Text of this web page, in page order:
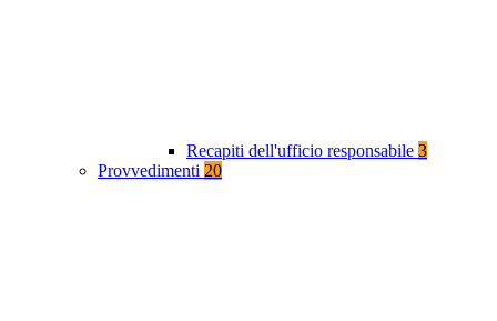
Recapiti dell'ufficio responsabile 3
Provvedimenti 20